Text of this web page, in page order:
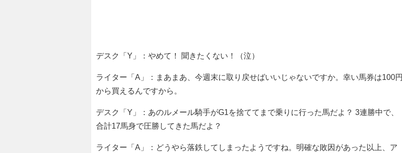
デスク「Y」：やめて！ 聞きたくない！（泣）
ライター「A」：まあまあ、今週末に取り戻せばいいじゃないですか。幸い馬券は100円
から買えるんですから。
デスク「Y」：あのルメール騎手がG1を捨ててまで乗りに行った馬だよ？ 3連勝中で、
合計17馬身で圧勝してきた馬だよ？
ライター「A」：どうやら落鉄してしまったようですね。明確な敗因があった以上、ア